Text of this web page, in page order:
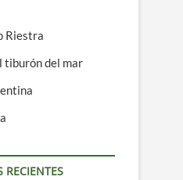
Riestra
tiburón del mar
RECIENTES